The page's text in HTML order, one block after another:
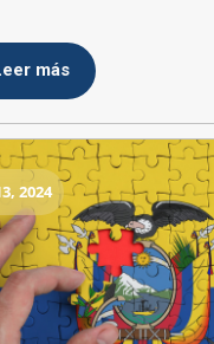
más
2024